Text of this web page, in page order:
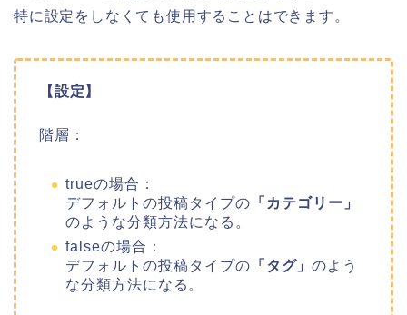
特に設定をしなくても使用することはできます。
【設定】
階層：
trueの場合：
デフォルトの投稿タイプの 「カテゴリー」
のような分類方法になる。
falseの場合：
デフォルトの投稿タイプの 「タグ」のよう
な分類方法になる。